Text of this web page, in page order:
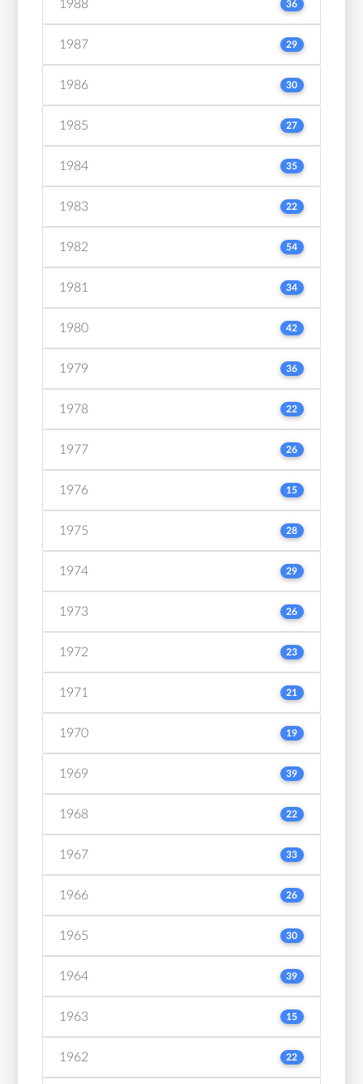
1988 36
1987 29
1986 30
1985 27
1984 35
1983 22
1982 54
1981 34
1980 42
1979 36
1978 22
1977 26
1976 15
1975 28
1974 29
1973 26
1972 23
1971 21
1970 19
1969 39
1968 22
1967 33
1966 26
1965 30
1964 39
1963 15
1962 22